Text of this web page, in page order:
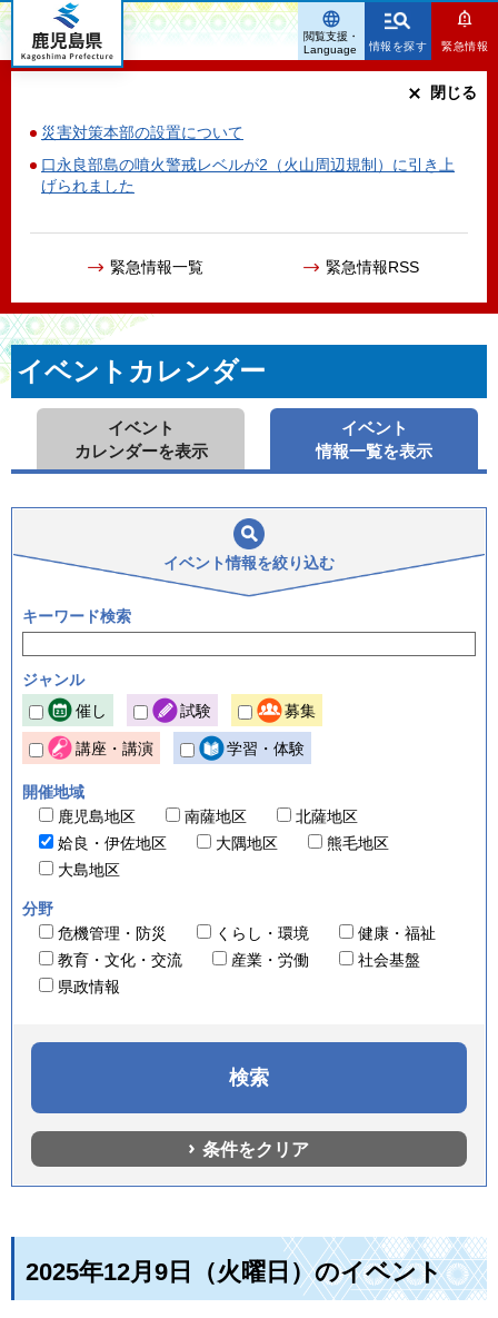
鹿児島県
情報を探す 緊急情報
災害対策本部の設置について
口永良部島の噴火警戒レベルが2（火山周辺規制）に引き上
げられました
緊急情報一覧 緊急情報RSS
閉じる
閲覧支援・
Language
イベントカレンダー
イベント
カレンダーを表示
イベント
情報一覧を表示
イベント情報を絞り込む
キーワード検索
ジャンル
催し
試験 募集
講座・講演 学習・体験
開催地域
鹿児島地区
南薩地区
北薩地区
姶良・伊佐地区
大隅地区
熊毛地区
大島地区
分野
危機管理・防災
くらし・環境
健康・福祉
教育・文化・交流
産業・労働
社会基盤
県政情報
条件をクリア
2025年12月9日（火曜日）のイベント